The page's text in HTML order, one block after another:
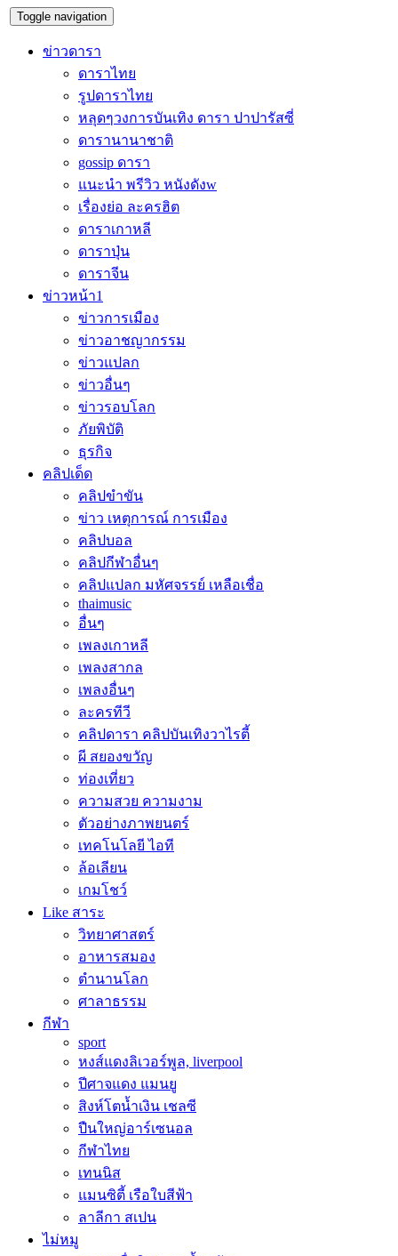
Toggle navigation
ข่าวดารา
ดาราไทย
รูปดาราไทย
หลุดๆวงการบันเทิง ดารา ปาปารัสซี่
ดารานานาชาติ
gossip ดารา
แนะนำ พรีวิว หนังดังw
เรื่องย่อ ละครฮิต
ดาราเกาหลี
ดาราปุ่น
ดาราจีน
ข่าวหน้า1
ข่าวการเมือง
ข่าวอาชญากรรม
ข่าวแปลก
ข่าวอื่นๆ
ข่าวรอบโลก
ภัยพิบัติ
ธุรกิจ
คลิปเด็ด
คลิปขำขัน
ข่าว เหตุการณ์ การเมือง
คลิปบอล
คลิปกีฬาอื่นๆ
คลิปแปลก มหัศจรรย์ เหลือเชื่อ
thaimusic
อื่นๆ
เพลงเกาหลี
เพลงสากล
เพลงอื่นๆ
ละครทีวี
คลิปดารา คลิปบันเทิงวาไรตี้
ผี สยองขวัญ
ท่องเที่ยว
ความสวย ความงาม
ตัวอย่างภาพยนตร์
เทคโนโลยี ไอที
ล้อเลียน
เกมโชว์
Like สาระ
วิทยาศาสตร์
อาหารสมอง
ตำนานโลก
ศาลาธรรม
กีฬา
sport
หงส์แดงลิเวอร์พูล, liverpool
ปีศาจแดง แมนยู
สิงห์โตน้ำเงิน เชลซี
ปืนใหญ่อาร์เซนอล
กีฬาไทย
เทนนิส
แมนซิตี้ เรือใบสีฟ้า
ลาลีกา สเปน
ไม่หมู